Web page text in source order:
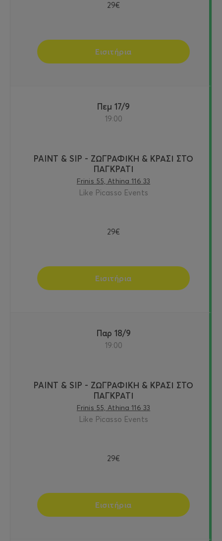
29€
Εισιτήρια
Πεμ 17/9
19:00
PAINT & SIP - ΖΩΓΡΑΦΙΚΗ & ΚΡΑΣΙ ΣΤΟ
ΠΑΓΚΡΑΤΙ
Frinis 55, Athina 116 33
Like Picasso Events
29€
Εισιτήρια
Παρ 18/9
19:00
PAINT & SIP - ΖΩΓΡΑΦΙΚΗ & ΚΡΑΣΙ ΣΤΟ
ΠΑΓΚΡΑΤΙ
Frinis 55, Athina 116 33
Like Picasso Events
29€
Εισιτήρια